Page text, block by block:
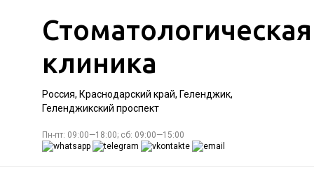
Стоматологическая
клиника
Россия, Краснодарский край, Геленджик,
Геленджикский проспект
Пн-пт: 09:00—18:00; сб: 09:00—15:00